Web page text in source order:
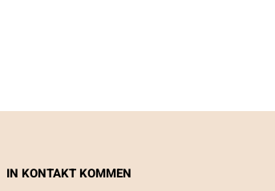
IN KONTAKT KOMMEN